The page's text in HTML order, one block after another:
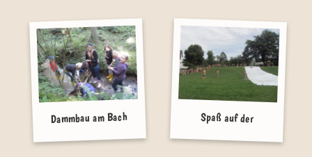
Dammbau am Bach Spaß auf der